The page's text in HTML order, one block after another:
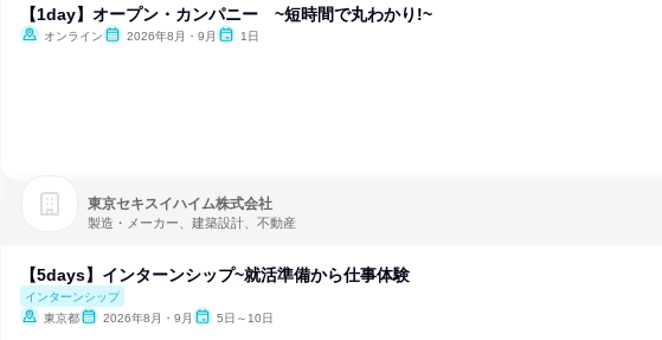
【1day】オープン・カンパニー ~短時間で丸わかり!~
オンライン 2026年8月・9月 1日
東京セキスイハイム株式会社
製造・メーカー、建築設計、不動産
【5days】インターンシップ~就活準備から仕事体験
インターンシップ
東京都
2026年8月・9月 5日～10日